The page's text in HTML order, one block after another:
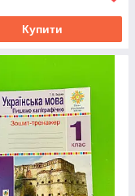
Купити